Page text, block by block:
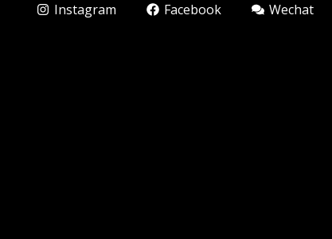
Instagram Facebook Wechat